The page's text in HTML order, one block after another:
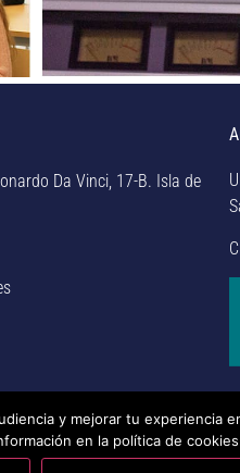
Da Vinci, 17-B. Isla de
de Sevilla. – Aviso legal,
interno de información –
y mejorar tu experiencia
en la política de